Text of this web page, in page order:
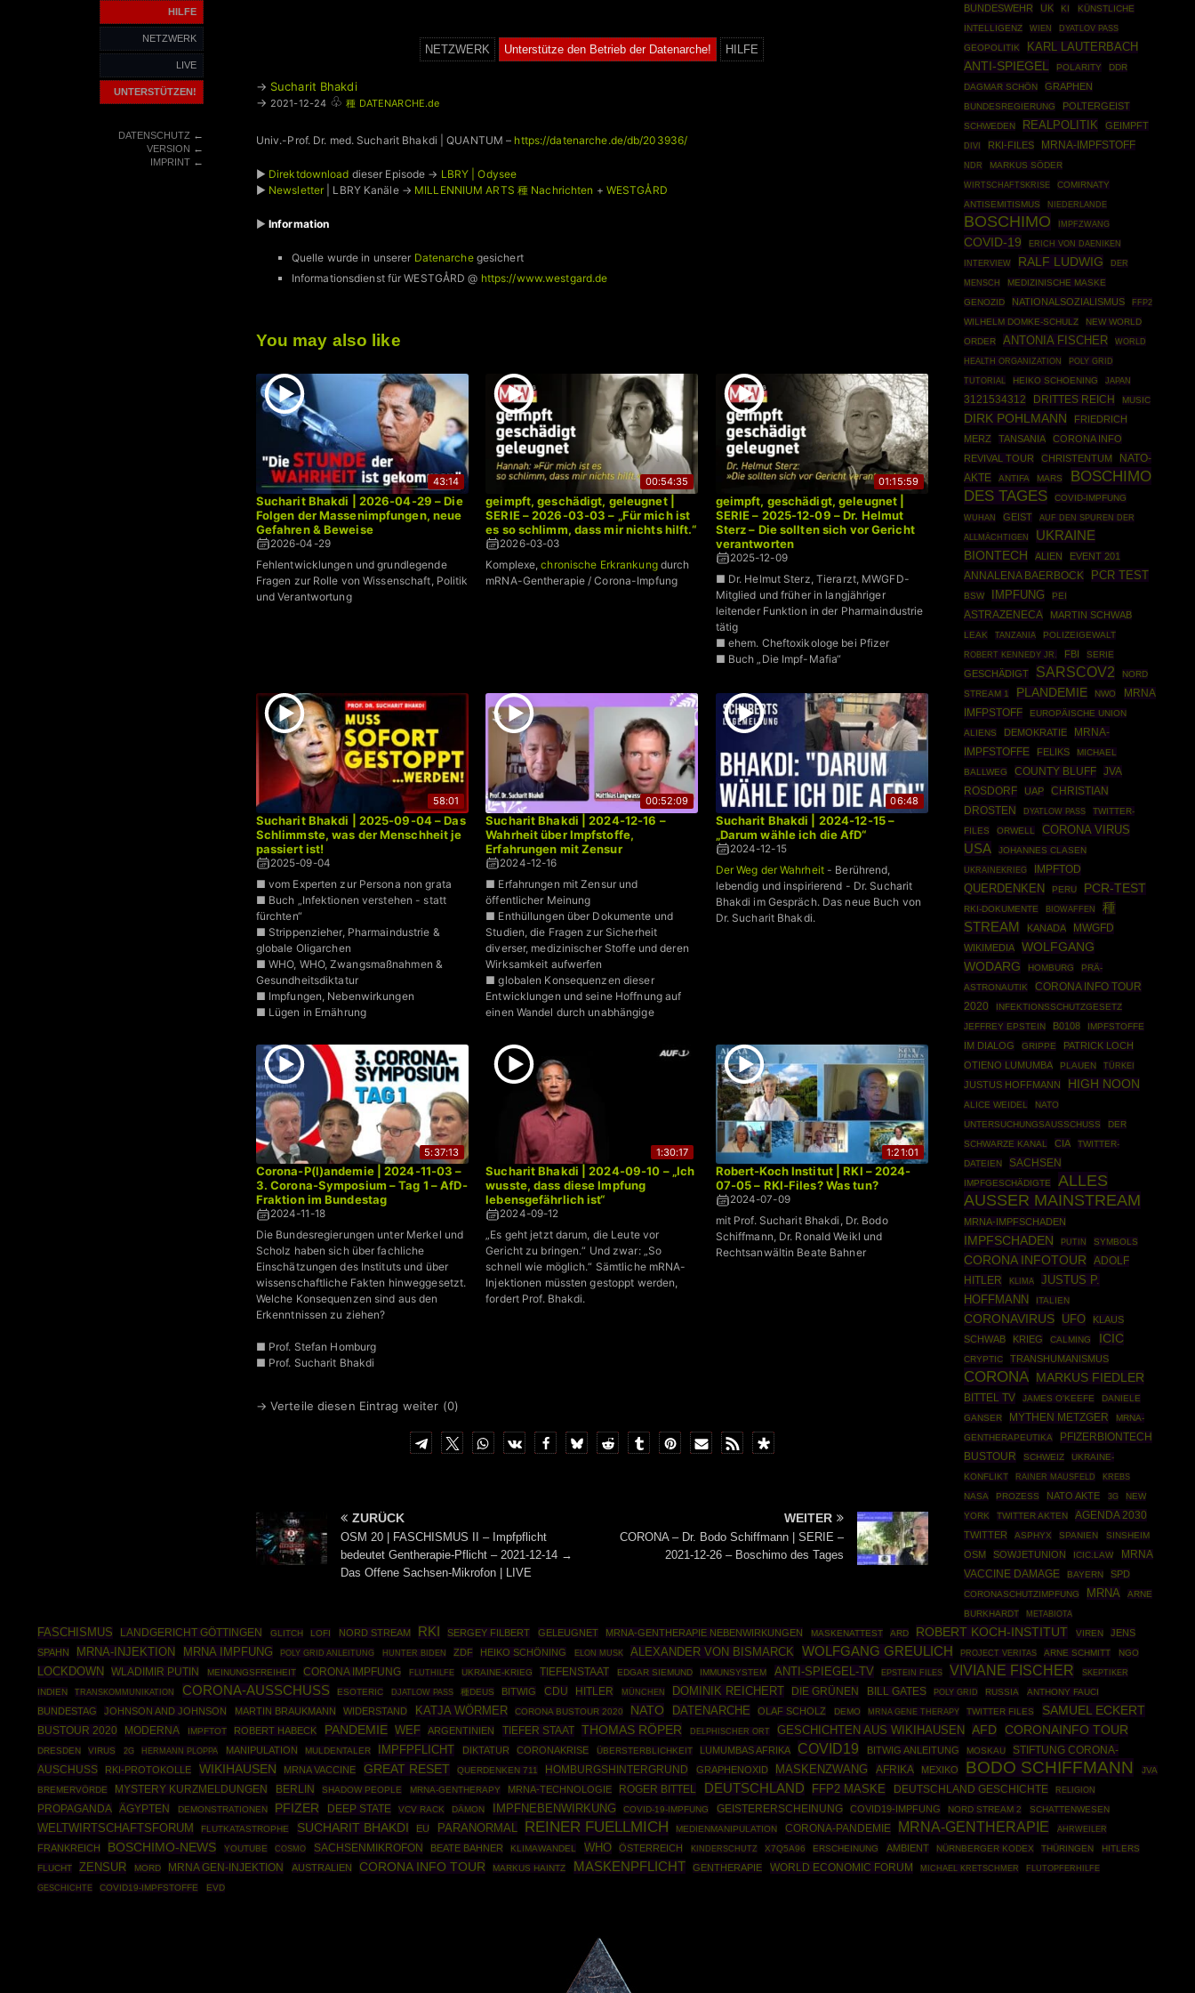
HILFE
NETZWERK
LIVE
UNTERSTÜTZEN!
DATENSCHUTZ←
VERSION ←
IMPRINT←
NETZWERK Unterstütze den Betrieb der Datenarche! HILFE
→ Sucharit Bhakdi
→ 2021-12-24 ♧ 種 DATENARCHE.de
Univ.-Prof. Dr. med. Sucharit Bhakdi | QUANTUM – https://datenarche.de/db/203936/
► Direktdownload dieser Episode → LBRY | Odysee
► Newsletter | LBRY Kanäle → MILLENNIUM ARTS 種 Nachrichten + WESTGÅRD
► Information
Quelle wurde in unserer Datenarchegesichert
Informationsdienst für WESTGÅRD @ https://www.westgard.de
You may also like
43:14
Sucharit Bhakdi | 2026-04-29 – Die
Folgen der Massenimpfungen, neue
Gefahren & Beweise
2026-04-29
Fehlentwicklungen und grundlegende
Fragen zur Rolle von Wissenschaft, Politik
und Verantwortung
00:54:35
geimpft, geschädigt, geleugnet |
SERIE – 2026-03-03 – „Für mich ist
es so schlimm, dass mir nichts hilft.“
2026-03-03
Komplexe,chronische Erkrankungdurch
mRNA-Gentherapie / Corona-Impfung
01:15:59
geimpft, geschädigt, geleugnet |
SERIE – 2025-12-09 – Dr. Helmut
Sterz – Die sollten sich vor Gericht
verantworten
2025-12-09
■ Dr. Helmut Sterz, Tierarzt, MWGFD-
Mitglied und früher in langjähriger
leitender Funktion in der Pharmaindustrie
tätig
■ ehem. Cheftoxikologe bei Pfizer
■ Buch „Die Impf-Mafia“
58:01
Sucharit Bhakdi | 2025-09-04 – Das
Schlimmste, was der Menschheit je
passiert ist!
2025-09-04
■ vom Experten zur Persona non grata
■ Buch „Infektionen verstehen - statt
fürchten“
■ Strippenzieher, Pharmaindustrie &
globale Oligarchen
■ WHO, WHO, Zwangsmaßnahmen &
Gesundheitsdiktatur
■ Impfungen, Nebenwirkungen
■ Lügen in Ernährung
00:52:09
Sucharit Bhakdi | 2024-12-16 –
Wahrheit über Impfstoffe,
Erfahrungen mit Zensur
2024-12-16
■ Erfahrungen mit Zensur und
öffentlicher Meinung
■ Enthüllungen über Dokumente und
Studien, die Fragen zur Sicherheit
diverser, medizinischer Stoffe und deren
Wirksamkeit aufwerfen
■ globalen Konsequenzen dieser
Entwicklungen und seine Hoffnung auf
einen Wandel durch unabhängige
06:48
Sucharit Bhakdi | 2024-12-15 –
„Darum wähle ich die AfD“
2024-12-15
Der Weg der Wahrheit- Berührend,
lebendig und inspirierend - Dr. Sucharit
Bhakdi im Gespräch. Das neue Buch von
Dr. Sucharit Bhakdi.
5:37:13
Corona-P(l)andemie | 2024-11-03 –
3. Corona-Symposium – Tag 1 – AfD-
Fraktion im Bundestag
2024-11-18
Die Bundesregierungen unter Merkel und
Scholz haben sich über fachliche
Einschätzungen des Instituts und über
wissenschaftliche Fakten hinweggesetzt.
Welche Konsequenzen sind aus den
Erkenntnissen zu ziehen?
■ Prof. Stefan Homburg
■ Prof. Sucharit Bhakdi
1:30:17
Sucharit Bhakdi | 2024-09-10 – „Ich
wusste, dass diese Impfung
lebensgefährlich ist“
2024-09-12
„Es geht jetzt darum, die Leute vor
Gericht zu bringen.“ Und zwar: „So
schnell wie möglich.“ Sämtliche mRNA-
Injektionen müssten gestoppt werden,
fordert Prof. Bhakdi.
1:21:01
Robert-Koch Institut | RKI – 2024-
07-05 – RKI-Files? Was tun?
2024-07-09
mit Prof. Sucharit Bhakdi, Dr. Bodo
Schiffmann, Dr. Ronald Weikl und
Rechtsanwältin Beate Bahner
→ Verteile diesen Eintrag weiter (0)
ZURÜCK
OSM 20 | FASCHISMUS II – Impfpflicht
bedeutet Gentherapie-Pflicht – 2021-12-14 →
Das Offene Sachsen-Mikrofon | LIVE
WEITER
CORONA – Dr. Bodo Schiffmann | SERIE –
2021-12-26 – Boschimo des Tages
BUNDESWEHR UK KI
KÜNSTLICHE
INTELLIGENZ
WIEN DYATLOV PASS
GEOPOLITIK KARL LAUTERBACH
ANTI-SPIEGEL POLARITY
DDR
DAGMAR SCHÖN
GRAPHEN
BUNDESREGIERUNG POLTERGEIST
SCHWEDEN REALPOLITIK GEIMPFT
DIVI RKI-FILES MRNA-IMPFSTOFF
NDR
MARKUS SÖDER
WIRTSCHAFTSKRISE
COMIRNATY
ANTISEMITISMUS
NIEDERLANDE
BOSCHIMO IMPFZWANG
COVID-19 ERICH VON DAENIKEN
INTERVIEW RALF LUDWIG DER
MENSCH
MEDIZINISCHE MASKE
GENOZID
NATIONALSOZIALISMUS
FFP2
WILHELM DOMKE-SCHULZ
NEW WORLD
ORDER
ANTONIA FISCHER
WORLD
HEALTH ORGANIZATION
POLY GRID
TUTORIAL
HEIKO SCHOENING JAPAN
3121534312 DRITTES REICH MUSIC
DIRK POHLMANN
FRIEDRICH
MERZ
TANSANIA
CORONA INFO
REVIVAL TOUR
CHRISTENTUM
NATO-
AKTE
ANTIFA MARS
BOSCHIMO
DES TAGES
COVID-IMPFUNG
WUHAN GEIST AUF DEN SPUREN DER
ALLMÄCHTIGEN
UKRAINE
BIONTECH
ALIEN EVENT 201
ANNALENA BAERBOCK PCR TEST
BSW IMPFUNG PEI
ASTRAZENECA MARTIN SCHWAB
LEAK TANZANIA
POLIZEIGEWALT
ROBERT KENNEDY JR.
FBI SERIE
GESCHÄDIGT SARSCOV2
NORD
STREAM 1
PLANDEMIE NWO
MRNA
IMFPSTOFF
EUROPÄISCHE UNION
ALIENS
DEMOKRATIE
MRNA-
IMPFSTOFFE
FELIKS
MICHAEL
BALLWEG
COUNTY BLUFF
JVA
ROSDORF
UAP
CHRISTIAN
DROSTEN
DYATLOW PASS
TWITTER-
FILES
ORWELL CORONA VIRUS
USA
JOHANNES CLASEN
UKRAINEKRIEG
IMPFTOD
QUERDENKEN
PERU PCR-TEST
RKI-DOKUMENTE BIOWAFFEN
種
STREAM
KANADA MWGFD
WIKIMEDIA
WOLFGANG
WODARG
HOMBURG
PRÄ-
ASTRONAUTIK
CORONA INFO TOUR
2020
INFEKTIONSSCHUTZGESETZ
JEFFREY EPSTEIN
B0108 IMPFSTOFFE
IM DIALOG GRIPPE
PATRICK LOCH
OTIENO LUMUMBA
PLAUEN TÜRKEI
JUSTUS HOFFMANN HIGH NOON
ALICE WEIDEL
NATO
UNTERSUCHUNGSAUSSCHUSS
DER
SCHWARZE KANAL
CIA
TWITTER-
DATEIEN
SACHSEN
IMPFGESCHÄDIGTE
ALLES
AUSSER MAINSTREAM
MRNA-IMPFSCHADEN
IMPFSCHADEN PUTIN SYMBOLS
CORONA INFOTOUR
ADOLF
HITLER
KLIMA
JUSTUS P.
HOFFMANN
ITALIEN
CORONAVIRUS UFO
KLAUS
SCHWAB
KRIEG CALMING ICIC
CRYPTIC TRANSHUMANISMUS
CORONA MARKUS FIEDLER
BITTEL TV JAMES O'KEEFE
DANIELE
GANSER
MYTHEN METZGER
MRNA-
GENTHERAPEUTIKA
PFIZERBIONTECH
BUSTOUR
SCHWEIZ
UKRAINE-
KONFLIKT
RAINER MAUSFELD KREBS
NASA PROZESS NATO AKTE 3G
NEW
YORK
TWITTER AKTEN AGENDA 2030
TWITTER ASPHYX SPANIEN SINSHEIM
OSM SOWJETUNION ICIC.LAW
MRNA
VACCINE DAMAGE
BAYERN SPD
CORONASCHUTZIMPFUNG MRNA
ARNE
BURKHARDT
METABIOTA
FASCHISMUS LANDGERICHT GÖTTINGEN GLITCH LOFI NORD STREAM RKI SERGEY FILBERT GELEUGNET MRNA-GENTHERAPIE NEBENWIRKUNGEN MASKENATTEST ARD ROBERT KOCH-INSTITUT VIREN
JENS
SPAHN
MRNA-INJEKTION MRNA IMPFUNG POLY GRID ANLEITUNG HUNTER BIDEN ZDF HEIKO SCHÖNING ELON MUSK ALEXANDER VON BISMARCK WOLFGANG GREULICH PROJECT VERITAS ARNE SCHMITT NGO
LOCKDOWN WLADIMIR PUTIN MEINUNGSFREIHEIT CORONA IMPFUNG FLUTHILFE UKRAINE-KRIEG TIEFENSTAAT EDGAR SIEMUND IMMUNSYSTEM ANTI-SPIEGEL-TV EPSTEIN FILES VIVIANE FISCHER
SKEPTIKER
INDIEN
TRANSKOMMUNIKATION CORONA-AUSSCHUSS ESOTERIC DJATLOW PASS 種DEUS BITWIG CDU HITLER MÜNCHEN DOMINIK REICHERT DIE GRÜNEN BILL GATES POLY GRID RUSSIA ANTHONY FAUCI
BUNDESTAG JOHNSON AND JOHNSON MARTIN BRAUKMANN WIDERSTAND KATJA WÖRMER CORONA BUSTOUR 2020 NATO DATENARCHE OLAF SCHOLZ DEMO MRNA GENE THERAPY TWITTER FILES SAMUEL ECKERT
BUSTOUR 2020 MODERNA IMPFTOT ROBERT HABECK PANDEMIE WEF ARGENTINIEN TIEFER STAAT THOMAS RÖPER DELPHISCHER ORT GESCHICHTEN AUS WIKIHAUSEN AFD CORONAINFO TOUR
DRESDEN VIRUS 2G HERMANN PLOPPA MANIPULATION MULDENTALER IMPFPFLICHT DIKTATUR CORONAKRISE ÜBERSTERBLICHKEIT LUMUMBAS AFRIKA COVID19 BITWIG ANLEITUNG MOSKAU
STIFTUNG CORONA-
AUSCHUSS
RKI-PROTOKOLLE WIKIHAUSEN MRNA VACCINE GREAT RESET QUERDENKEN 711 HOMBURGSHINTERGRUND GRAPHENOXID MASKENZWANG AFRIKA MEXIKO BODO SCHIFFMANN
JVA
BREMERVÖRDE
MYSTERY KURZMELDUNGEN BERLIN SHADOW PEOPLE MRNA-GENTHERAPY MRNA-TECHNOLOGIE ROGER BITTEL DEUTSCHLAND FFP2 MASKE DEUTSCHLAND GESCHICHTE RELIGION
PROPAGANDA ÄGYPTEN DEMONSTRATIONEN PFIZER DEEP STATE VCV RACK DÄMON IMPFNEBENWIRKUNG COVID-19-IMPFUNG GEISTERERSCHEINUNG COVID19-IMPFUNG NORD STREAM 2 SCHATTENWESEN
WELTWIRTSCHAFTSFORUM FLUTKATASTROPHE SUCHARIT BHAKDI EU PARANORMAL REINER FUELLMICH MEDIENMANIPULATION CORONA-PANDEMIE MRNA-GENTHERAPIE AHRWEILER
FRANKREICH BOSCHIMO-NEWS YOUTUBE COSMO SACHSENMIKROFON BEATE BAHNER KLIMAWANDEL WHO ÖSTERREICH KINDERSCHUTZ X7Q5A96 ERSCHEINUNG AMBIENT NÜRNBERGER KODEX THÜRINGEN
HITLERS
FLUCHT
ZENSUR MORD MRNA GEN-INJEKTION AUSTRALIEN CORONA INFO TOUR MARKUS HAINTZ MASKENPFLICHT GENTHERAPIE WORLD ECONOMIC FORUM MICHAEL KRETSCHMER FLUTOPFERHILFE
GESCHICHTE COVID19-IMPFSTOFFE EVD